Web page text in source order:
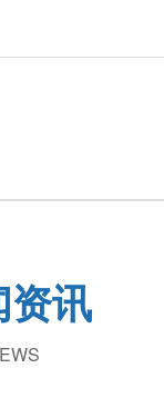
资讯